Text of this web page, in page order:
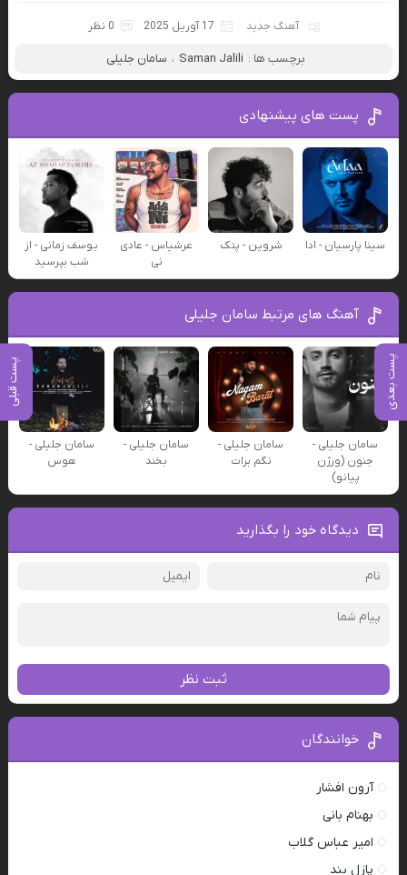
پست بعدی پست قبلی
آهنگ جدید 17 آوریل 2025 0 نظر
برچسب ها : Saman Jalili ، سامان جلیلی
پست های پیشنهادی
سینا پارسیان - ادا شروین - پتک
عرشیاس - عادی
نی
یوسف زمانی - از
شب بپرسید
آهنگ های مرتبط سامان جلیلی
سامان جلیلی -
جنون (ورژن
پیانو)
سامان جلیلی -
نگم برات
سامان جلیلی -
بخند
سامان جلیلی -
هوس
دیدگاه خود را بگذارید
ثبت نظر
خوانندگان
آرون افشار
بهنام بانی
امیر عباس گلاب
پازل بند